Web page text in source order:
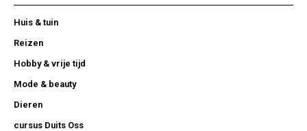
Huis & tuin
Reizen
Hobby & vrije tijd
Mode & beauty
Dieren
cursus Duits Oss